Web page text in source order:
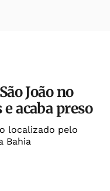
João no
acaba preso
localizado pelo
Bahia